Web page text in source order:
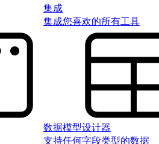
集成
集成您喜欢的所有工具
数据模型设计器
支持任何字段类型的数据